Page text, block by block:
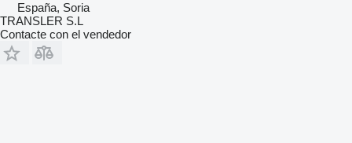
España, Soria
TRANSLER S.L
Contacte con el vendedor